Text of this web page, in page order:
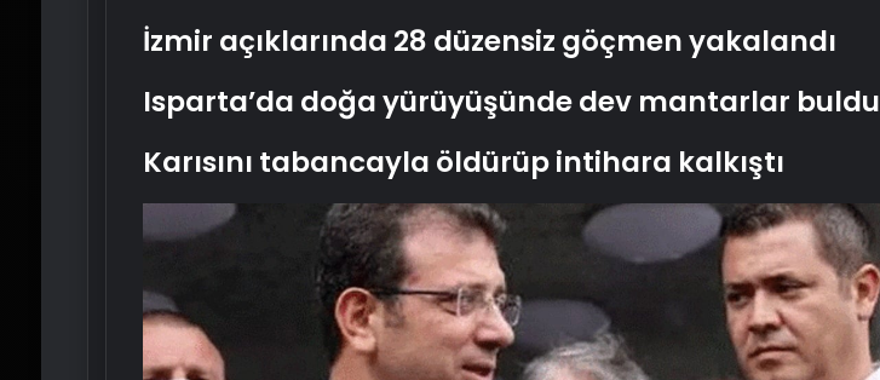
İzmir açıklarında 28 düzensiz göçmen yakalandı
Isparta’da doğa yürüyüşünde dev mantarlar buldu
Karısını tabancayla öldürüp intihara kalkıştı